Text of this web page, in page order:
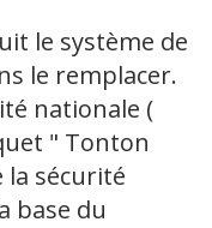
le système de
le remplacer.
nationale (
" Tonton
sécurité
base du